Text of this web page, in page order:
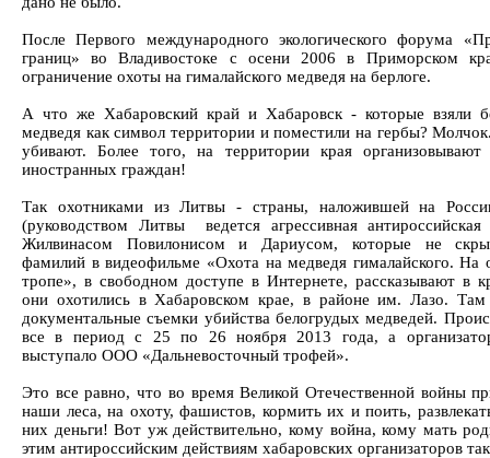
После Первого международного экологического форума
границ» во Владивостоке с осени 2006 в Приморском
ограничение охоты на гималайского медведя на берлоге.
А что же Хабаровский край и Хабаровск - которые взяли
медведя как символ территории и поместили на гербы?
убивают. Более того, на территории края организовывают
иностранных граждан!
Так охотниками из Литвы - страны, наложившей на
(руководством Литвы ведется агрессивная антироссийская
Жилвинасом Повилонисом и Дариусом, которые не
фамилий в видеофильме «Охота на медведя гималайского. На
тропе», в свободном доступе в Интернете, рассказывают в
они охотились в Хабаровском крае, в районе им. Лазо.
документальные съемки убийства белогрудых медведей.
все в период с 25 по 26 ноября 2013 года, а
выступало ООО «Дальневосточный трофей».
Это все равно, что во время Великой Отечественной войны
наши леса, на охоту, фашистов, кормить их и поить,
них деньги! Вот уж действительно, кому война, кому мать
этим антироссийским действиям хабаровских организаторов